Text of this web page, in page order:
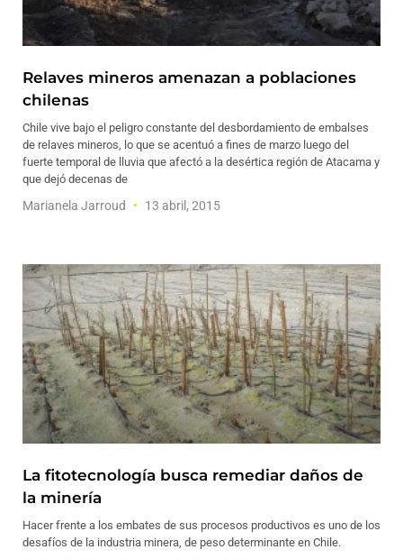
Relaves mineros amenazan a poblaciones
chilenas
Chile vive bajo el peligro constante del desbordamiento de embalses
de relaves mineros, lo que se acentuó a fines de marzo luego del
fuerte temporal de lluvia que afectó a la desértica región de Atacama y
que dejó decenas de
Marianela Jarroud 13 abril, 2015
La fitotecnología busca remediar daños de
la minería
Hacer frente a los embates de sus procesos productivos es uno de los
desafíos de la industria minera, de peso determinante en Chile.